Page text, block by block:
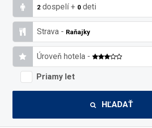
2 dospelí+ 0 deti
Strava - Raňajky
Úroveň hotela -
Priamy let
HĽADAŤ